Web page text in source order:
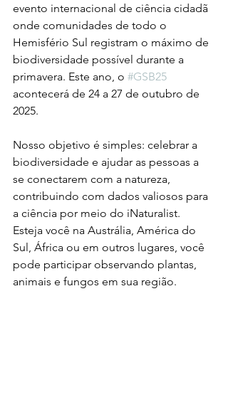
evento internacional de ciência cidadã
onde comunidades de todo o
Hemisfério Sul registram o máximo de
biodiversidade possível durante a
primavera. Este ano, o #GSB25
acontecerá de 24 a 27 de outubro de
2025.
Nosso objetivo é simples: celebrar a
biodiversidade e ajudar as pessoas a
se conectarem com a natureza,
contribuindo com dados valiosos para
a ciência por meio do iNaturalist.
Esteja você na Austrália, América do
Sul, África ou em outros lugares, você
pode participar observando plantas,
animais e fungos em sua região.